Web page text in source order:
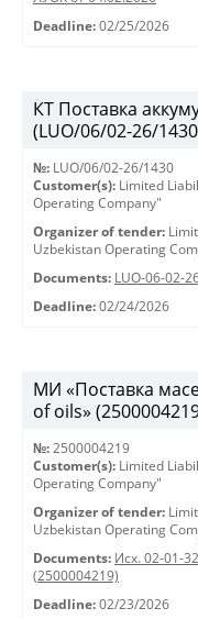
Deadline: 02/25/2026
КТ Поставка
(LUO/06/02-26/
№: LUO/06/02-26/1430
Customer(s): Limited
Operating Company"
Organizer of tender:
Uzbekistan Operating
Documents: LUO-06-02-
Deadline: 02/24/2026
МИ «Поставка
of oils»
№: 2500004219
Customer(s): Limited
Operating Company"
Organizer of tender:
Uzbekistan Operating
Documents: Исх. 02-01-
(2500004219)
Deadline: 02/23/2026